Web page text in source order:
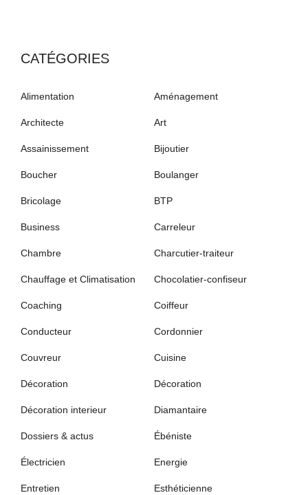
CATÉGORIES
Alimentation Aménagement
Architecte Art
Assainissement Bijoutier
Boucher Boulanger
Bricolage BTP
Business Carreleur
Chambre Charcutier-traiteur
Chauffage et Climatisation Chocolatier-confiseur
Coaching Coiffeur
Conducteur Cordonnier
Couvreur Cuisine
Décoration Décoration
Décoration interieur Diamantaire
Dossiers & actus Ébéniste
Électricien Energie
Entretien Esthéticienne